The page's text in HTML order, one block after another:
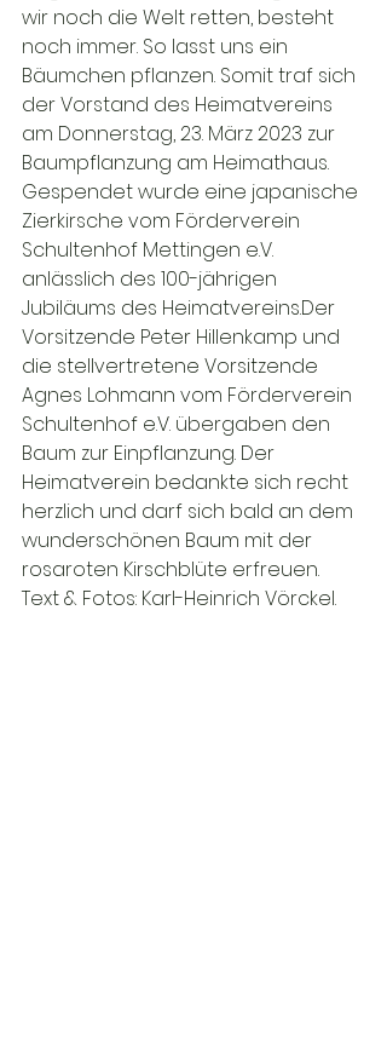
wir noch die Welt retten, besteht
noch immer. So lasst uns ein
Bäumchen pflanzen. Somit traf sich
der Vorstand des Heimatvereins
am Donnerstag, 23. März 2023 zur
Baumpflanzung am Heimathaus.
Gespendet wurde eine japanische
Zierkirsche vom Förderverein
Schultenhof Mettingen e.V.
anlässlich des 100-jährigen
Jubiläums des Heimatvereins.Der
Vorsitzende Peter Hillenkamp und
die stellvertretene Vorsitzende
Agnes Lohmann vom Förderverein
Schultenhof e.V. übergaben den
Baum zur Einpflanzung. Der
Heimatverein bedankte sich recht
herzlich und darf sich bald an dem
wunderschönen Baum mit der
rosaroten Kirschblüte erfreuen.
Text & Fotos: Karl-Heinrich Vörckel.